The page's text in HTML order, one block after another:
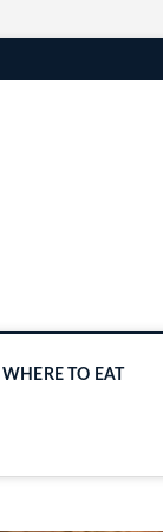
WHERE TO EAT